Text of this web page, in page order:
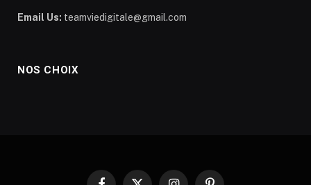
Email Us: teamviedigitale@gmail.com
NOS CHOIX